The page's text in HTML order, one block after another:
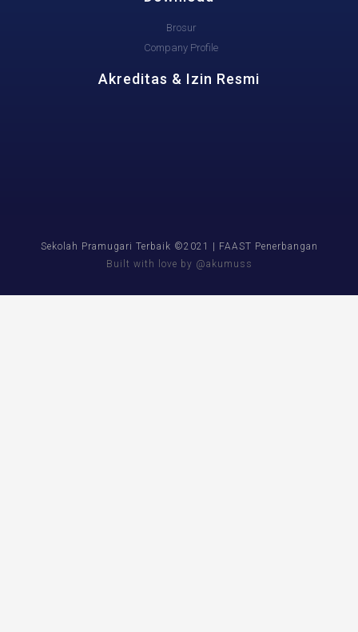
Brosur
Company Profile
Akreditas & Izin Resmi
Sekolah Pramugari Terbaik ©2021 | FAAST Penerbangan
Built with love by @akumuss